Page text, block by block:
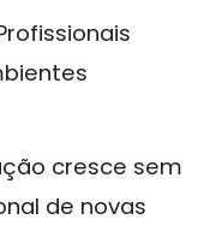
cresce sem
de novas